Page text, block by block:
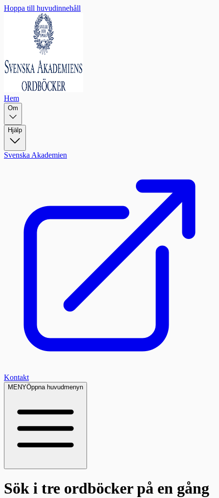
Hoppa till huvudinnehåll
Hem
Om
Hjälp
Svenska Akademien
Kontakt
MENYÖppna huvudmenyn
Sök i tre ordböckerpå en gång